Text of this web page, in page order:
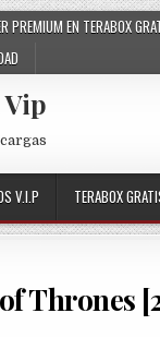
PREMIUM EN TERABOX
V.I.P TERABOX
Thrones